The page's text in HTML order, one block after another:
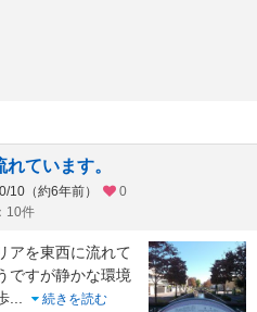
ています。
10（約6年前）
0
10件
アを東西に流れて
ですが静かな環境
...
続きを読む